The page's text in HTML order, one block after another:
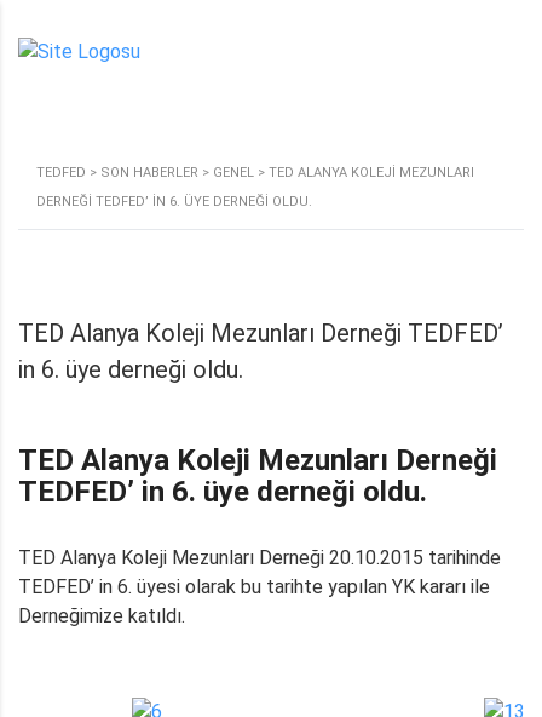
TEDFED > SON HABERLER > GENEL > TED ALANYA KOLEJI MEZUNLARI
DERNEĞI TEDFED’ IN 6. ÜYE DERNEĞI OLDU.
TED Alanya Koleji Mezunları Derneği TEDFED’
in 6. üye derneği oldu.
TED Alanya Koleji Mezunları Derneği
TEDFED’ in 6. üye derneği oldu.
TED Alanya Koleji Mezunları Derneği 20.10.2015 tarihinde
TEDFED’ in 6. üyesi olarak bu tarihte yapılan YK kararı ile
Derneğimize katıldı.